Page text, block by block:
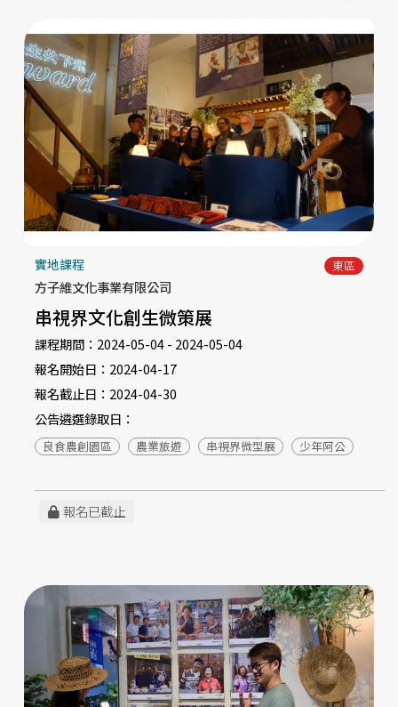
實地課程 東區
方子維文化事業有限公司
串視界文化創生微策展
課程期間： 2024-05-04 - 2024-05-04
報名開始日： 2024-04-17
報名截止日： 2024-04-30
公告遴選錄取日：
良食農創園區 農業旅遊 串視界微型展 少年阿公
報名已截止